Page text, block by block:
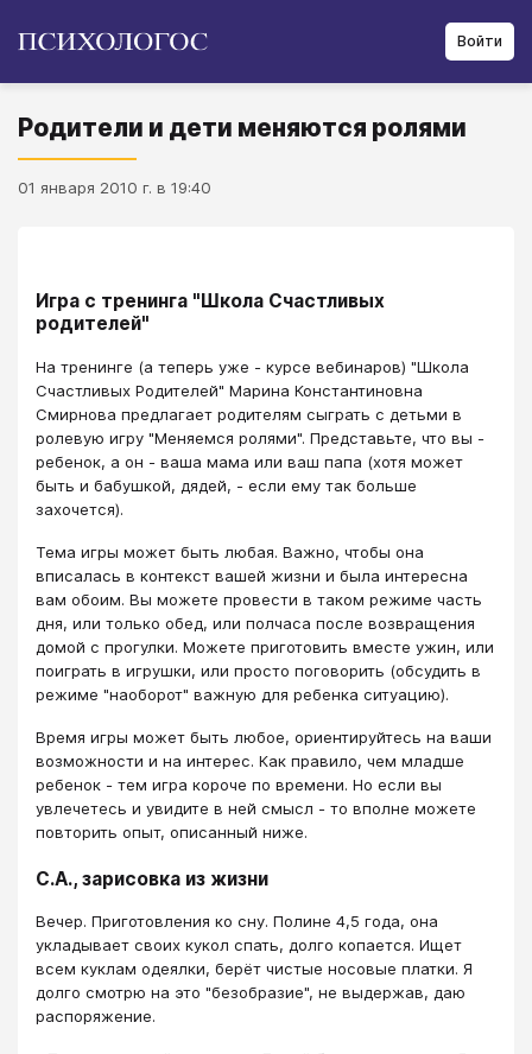
Войти
Родители и дети меняются ролями
01 января 2010 г. в 19:40
Игра с тренинга "Школа Счастливых
родителей"
На тренинге (а теперь уже - курсе вебинаров) "Школа
Счастливых Родителей" Марина Константиновна
Смирнова предлагает родителям сыграть с детьми в
ролевую игру "Меняемся ролями". Представьте, что вы -
ребенок, а он - ваша мама или ваш папа (хотя может
быть и бабушкой, дядей, - если ему так больше
захочется).
Тема игры может быть любая. Важно, чтобы она
вписалась в контекст вашей жизни и была интересна
вам обоим. Вы можете провести в таком режиме часть
дня, или только обед, или полчаса после возвращения
домой с прогулки. Можете приготовить вместе ужин, или
поиграть в игрушки, или просто поговорить (обсудить в
режиме "наоборот" важную для ребенка ситуацию).
Время игры может быть любое, ориентируйтесь на ваши
возможности и на интерес. Как правило, чем младше
ребенок - тем игра короче по времени. Но если вы
увлечетесь и увидите в ней смысл - то вполне можете
повторить опыт, описанный ниже.
С.А., зарисовка из жизни
Вечер. Приготовления ко сну. Полине 4,5 года, она
укладывает своих кукол спать, долго копается. Ищет
всем куклам одеялки, берёт чистые носовые платки. Я
долго смотрю на это "безобразие", не выдержав, даю
распоряжение.